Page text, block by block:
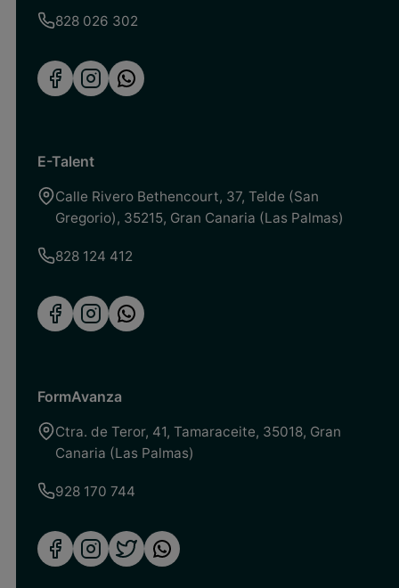
828 026 302
E-Talent
Calle Rivero Bethencourt, 37, Telde (San
Gregorio) , 35215, Gran Canaria (Las Palmas)
828 124 412
FormAvanza
Ctra. de Teror, 41, Tamaraceite, 35018, Gran
Canaria (Las Palmas)
928 170 744